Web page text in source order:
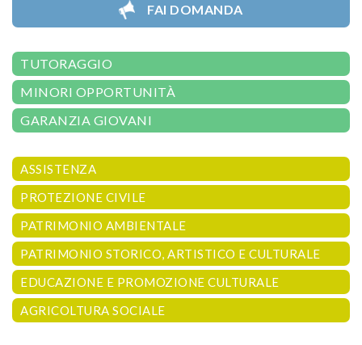
FAI DOMANDA
TUTORAGGIO
MINORI OPPORTUNITÀ
GARANZIA GIOVANI
ASSISTENZA
PROTEZIONE CIVILE
PATRIMONIO AMBIENTALE
PATRIMONIO STORICO, ARTISTICO E CULTURALE
EDUCAZIONE E PROMOZIONE CULTURALE
AGRICOLTURA SOCIALE